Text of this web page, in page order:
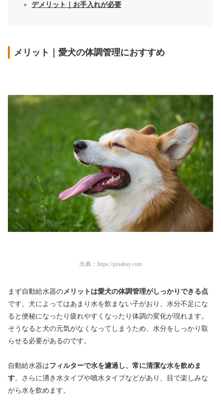
デメリット｜お手入れが必要
メリット｜愛犬の体調管理におすすめ
出典： https://pixabay.com
まず自動給水器の メリットは愛犬の体調管理がしっかりできる点
です。犬によってはあまり水を飲まない子がおり、水分不足にな
ると便秘になったり疲れやすくなったり体調の変化が現れます。
そうなると犬の元気がなくなってしまうため、水分をしっかり取
らせる必要があるのです。
自動給水器はフィルターで水を濾過し、常に清潔な水を飲めま
す。さらに湧き水タイプや噴水タイプなどがあり、目で楽しみな
がら水を飲めます。